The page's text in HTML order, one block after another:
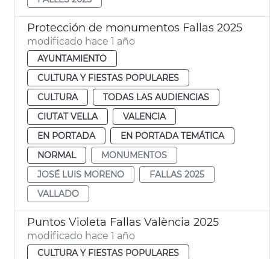
Protección de monumentos Fallas 2025
modificado hace 1 año
AYUNTAMIENTO
CULTURA Y FIESTAS POPULARES
CULTURA
TODAS LAS AUDIENCIAS
CIUTAT VELLA
VALENCIA
EN PORTADA
EN PORTADA TEMÁTICA
NORMAL
MONUMENTOS
JOSÉ LUIS MORENO
FALLAS 2025
VALLADO
Puntos Violeta Fallas València 2025
modificado hace 1 año
CULTURA Y FIESTAS POPULARES